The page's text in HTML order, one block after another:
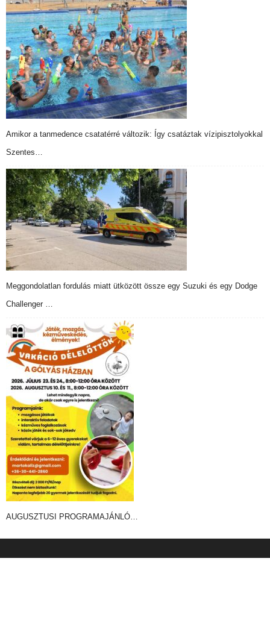
Amikor a tanmedence csatatérré változik: Így csatáztak vízipisztolyokkal
Szentes…
Meggondolatlan fordulás miatt ütközött össze egy Suzuki és egy Dodge
Challenger …
AUGUSZTUSI PROGRAMAJÁNLÓ…